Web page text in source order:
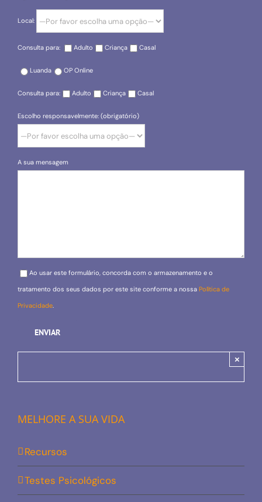
Local:
Consulta para: Adulto Criança Casal
Luanda OP Online
Consulta para: Adulto Criança Casal
Escolho responsavelmente: (obrigatório)
A sua mensagem
Please leave this field empty.
Ao usar este formulário, concorda com o armazenamento e o
tratamento dos seus dados por este site conforme a nossa Política de
Privacidade.
×
MELHORE A SUA VIDA
Recursos
Testes Psicológicos